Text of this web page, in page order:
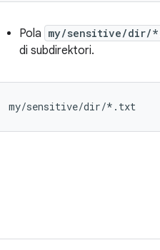
Pola my/sensitive/dir/
di subdirektori.